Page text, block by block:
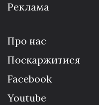
Реклама
Про нас
Поскаржитися
Facebook
Youtube